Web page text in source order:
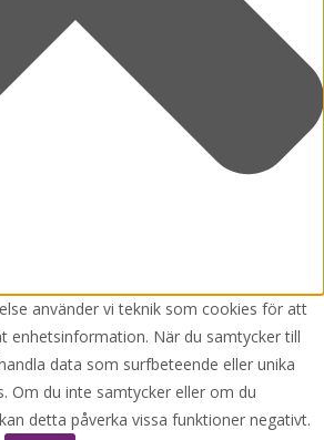
använder vi teknik som cookies för att
enhetsinformation. När du samtycker till
data som surfbeteende eller unika
Om du inte samtycker eller om du
detta påverka vissa funktioner negativt.